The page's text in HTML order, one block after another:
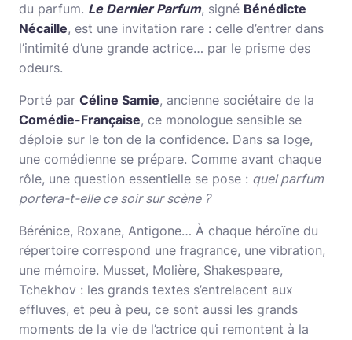
du parfum. Le Dernier Parfum, signé Bénédicte
Nécaille, est une invitation rare : celle d’entrer dans
l’intimité d’une grande actrice… par le prisme des
odeurs.
Porté par Céline Samie, ancienne sociétaire de la
Comédie-Française, ce monologue sensible se
déploie sur le ton de la confidence. Dans sa loge,
une comédienne se prépare. Comme avant chaque
rôle, une question essentielle se pose : quel parfum
portera-t-elle ce soir sur scène ?
Bérénice, Roxane, Antigone… À chaque héroïne du
répertoire correspond une fragrance, une vibration,
une mémoire. Musset, Molière, Shakespeare,
Tchekhov : les grands textes s’entrelacent aux
effluves, et peu à peu, ce sont aussi les grands
moments de la vie de l’actrice qui remontent à la